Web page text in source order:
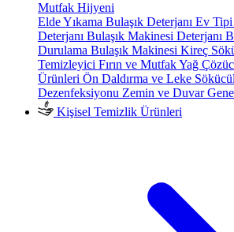
Mutfak Hijyeni
Elde Yıkama Bulaşık Deterjanı Ev Tipi
Deterjanı Bulaşık Makinesi Deterjanı
Durulama Bulaşık Makinesi Kireç
Temizleyici Fırın ve Mutfak Yağ
Ürünleri Ön Daldırma ve Leke
Dezenfeksiyonu Zemin ve Duvar
Kişisel Temizlik Ürünleri